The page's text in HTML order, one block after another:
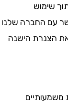
החברה שלנו
הישנה